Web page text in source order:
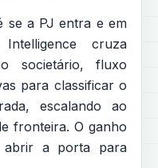
se a PJ entra e em
cruza
societário, fluxo
para classificar o
escalando ao
fronteira. O ganho
abrir a porta para